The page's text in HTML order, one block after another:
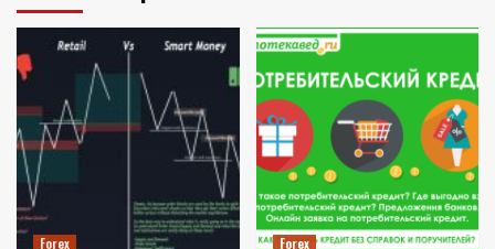
Forex Forex